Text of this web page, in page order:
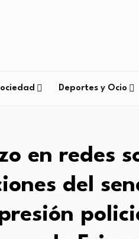
Deportes y Ocio
en redes
del